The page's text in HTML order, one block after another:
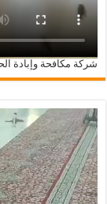
شركة مكافحة وإبادة